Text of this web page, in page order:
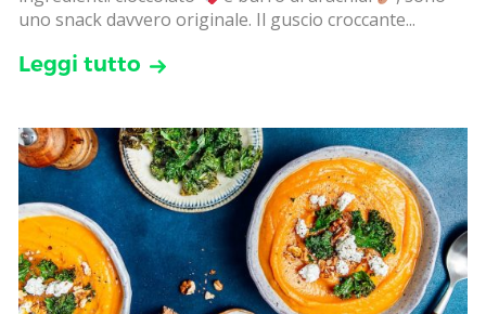
uno snack davvero originale. Il guscio croccante...
Leggi tutto